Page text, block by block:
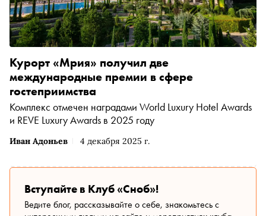
Иван Адоньев 4 декабря 2025 г.
Курорт «Мрия» получил две
международные премии в сфере
гостеприимства
Комплекс отмечен наградами World Luxury Hotel Awards
и REVE Luxury Awards в 2025 году
Вступайте в Клуб «Сноб»!
Ведите блог, рассказывайте о себе, знакомьтесь с